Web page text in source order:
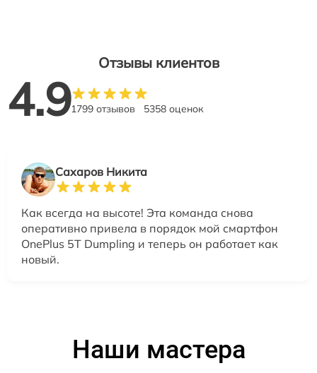
Отзывы клиентов
4.91799 отзывов 5358 оценок
Сахаров Никита
Как всегда на высоте! Эта команда снова
оперативно привела в порядок мой смартфон
OnePlus 5T Dumpling и теперь он работает как
новый.
Наши мастера